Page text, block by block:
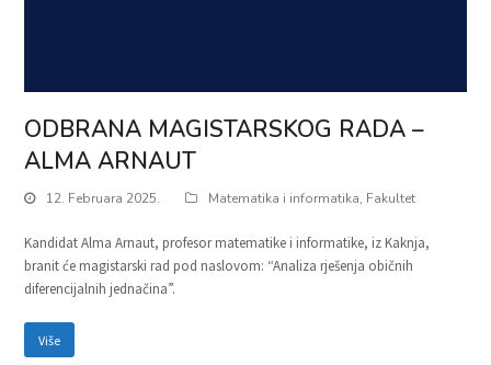
ODBRANA MAGISTARSKOG RADA –
ALMA ARNAUT
12. Februara 2025. Matematika i informatika, Fakultet
Kandidat Alma Arnaut, profesor matematike i informatike, iz Kaknja,
branit će magistarski rad pod naslovom: “Analiza rješenja običnih
diferencijalnih jednačina”.
Više